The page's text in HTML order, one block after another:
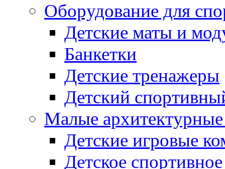
Оборудование для
Детские маты и
Банкетки
Детские тренажеры
Детский
Малые
Детские игровые
Детское